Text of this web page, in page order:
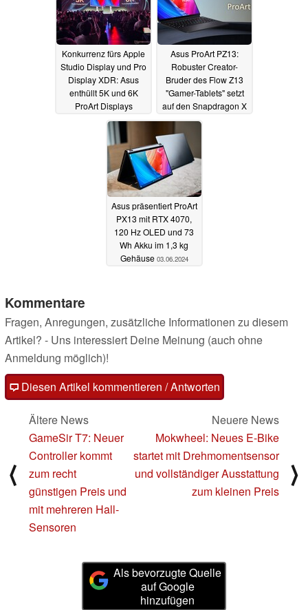
Konkurrenz fürs Apple
Studio Display und Pro
Display XDR: Asus
enthüllt 5K und 6K
ProArt Displays
03.06.2024
Asus ProArt PZ13:
Robuster Creator-
Bruder des Flow Z13
"Gamer-Tablets" setzt
auf den Snapdragon X
03.06.2024
Asus präsentiert ProArt
PX13 mit RTX 4070,
120 Hz OLED und 73
Wh Akku im 1,3 kg
Gehäuse 03.06.2024
Kommentare
Fragen, Anregungen, zusätzliche Informationen zu diesem
Artikel? - Uns interessiert Deine Meinung (auch ohne
Anmeldung möglich)!
Diesen Artikel kommentieren / Antworten
⟨
Ältere News
GameSir T7: Neuer
Controller kommt
zum recht
günstigen Preis und
mit mehreren Hall-
Sensoren
Neuere News
Mokwheel: Neues E-Bike
startet mit Drehmomentsensor
und vollständiger Ausstattung
zum kleinen Preis
⟩
Als bevorzugte Quelle
auf Google
hinzufügen